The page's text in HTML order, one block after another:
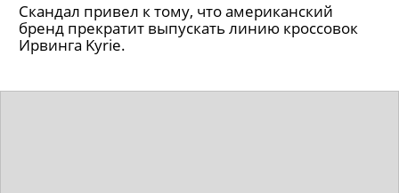
Скандал привел к тому, что американский
бренд прекратит выпускать линию кроссовок
Ирвинга Kyrie.